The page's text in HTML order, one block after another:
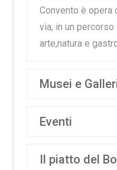
Convento è opera
via, in un
arte,natura e
Musei e
Eventi
Il piatto del